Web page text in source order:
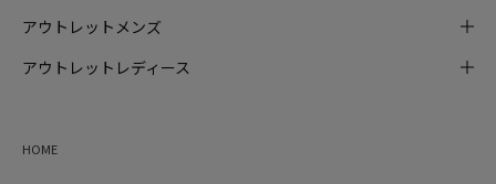
アウトレットメンズ
アウトレットレディース
HOME